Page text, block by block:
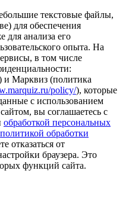
текстовые файлы,
для обеспечения
для анализа его
опыта. На
в том числе
и Марквиз (политика
policy/), которые
с использованием
вы соглашаетесь с
обработкой персональных
политикой обработки
отказаться от
браузера. Это
функций сайта.